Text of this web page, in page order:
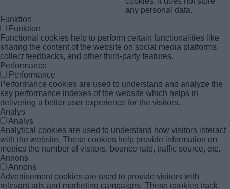
any personal data.
Funktion
Funktion
Functional cookies help to perform certain functionalities like
sharing the content of the website on social media platforms,
collect feedbacks, and other third-party features.
Performance
Performance
Performance cookies are used to understand and analyze the
key performance indexes of the website which helps in
delivering a better user experience for the visitors.
Analys
Analys
Analytical cookies are used to understand how visitors interact
with the website. These cookies help provide information on
metrics the number of visitors, bounce rate, traffic source, etc.
Annons
Annons
Advertisement cookies are used to provide visitors with
relevant ads and marketing campaigns. These cookies track